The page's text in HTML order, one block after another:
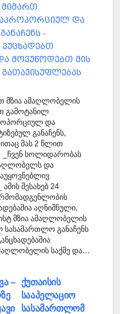
და
-
მოვუწოდებთ მის
მზია ამაღლობელის
გამოტანილ
და
განაჩენს,
მას 2 წლით
_ჩვენ სოლიდარობას
და
შესახებ 24
აღნიშნული,
მზია ამაღლობელის
სასამართლო განაჩენს
საქმე და…
ქუთაისის
სააპელაციო
სასამართლომ
–